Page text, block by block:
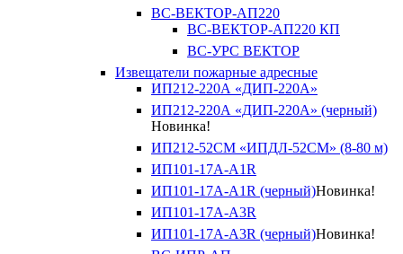
ВС-ВЕКТОР-АП220
ВС-ВЕКТОР-АП220 КП
ВС-УРС ВЕКТОР
Извещатели пожарные адресные
ИП212-220А «ДИП-220А»
ИП212-220А «ДИП-220А» (черный)
Новинка!
ИП212-52СМ «ИПДЛ-52СМ» (8-80 м)
ИП101-17А-A1R
ИП101-17А-A1R (черный)Новинка!
ИП101-17А-A3R
ИП101-17А-A3R (черный)Новинка!